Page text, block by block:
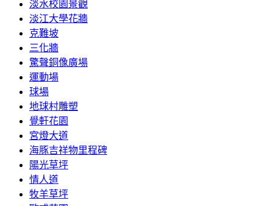
淡水校園景觀
淡江大學花牆
克難坡
三化牆
驚聲銅像廣場
運動場
球場
地球村雕塑
覺軒花園
宮燈大道
海豚吉祥物里程碑
陽光草坪
情人道
牧羊草坪